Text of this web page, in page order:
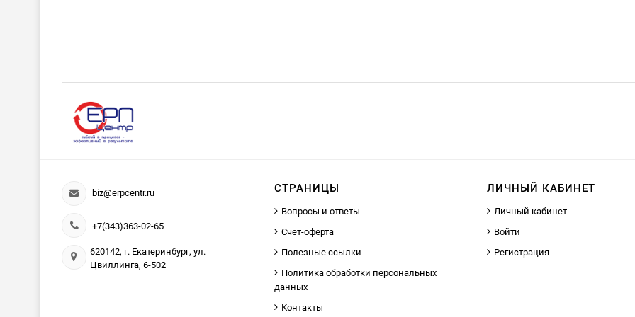
biz@erpcentr.ru
+7(343)363-02-65
620142, г. Екатеринбург, ул.
Цвиллинга, 6-502
СТРАНИЦЫ
Вопросы и ответы
Счет-оферта
Полезные ссылки
Политика обработки персональных
данных
Контакты
ЛИЧНЫЙ КАБИНЕТ
Личный кабинет
Войти
Регистрация